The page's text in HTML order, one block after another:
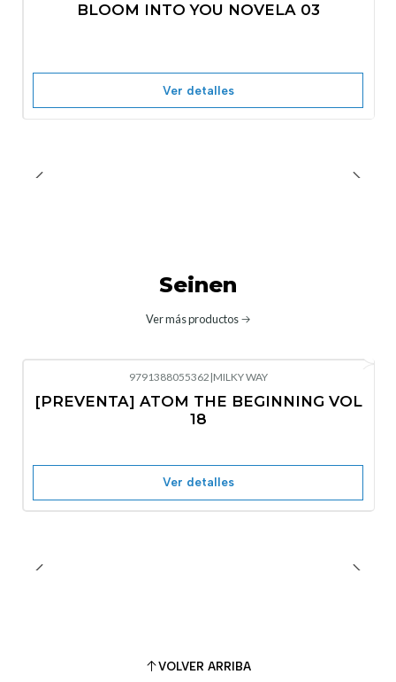
Nuevo
BLOOM INTO YOU NOVELA 03
Ver detalles
Seinen
Ver más productos
9791388055362 |MILKY WAY
[PREVENTA] ATOM THE BEGINNING VOL
18
Ver detalles
VOLVER ARRIBA